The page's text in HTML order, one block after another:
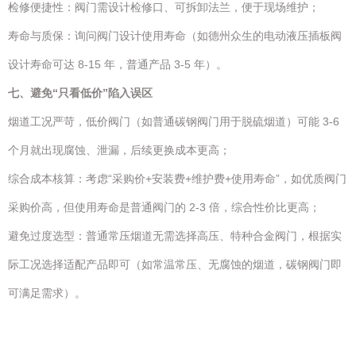
检修便捷性：阀门需设计检修口、可拆卸法兰，便于现场维护；
寿命与质保：询问阀门设计使用寿命（如德州众生的电动液压插板阀
设计寿命可达 8-15 年，普通产品 3-5 年）。
七、避免“只看低价”陷入误区
烟道工况严苛，低价阀门（如普通碳钢阀门用于脱硫烟道）可能 3-6
个月就出现腐蚀、泄漏，后续更换成本更高；
综合成本核算：考虑“采购价+安装费+维护费+使用寿命”，如优质阀门
采购价高，但使用寿命是普通阀门的 2-3 倍，综合性价比更高；
避免过度选型：普通常压烟道无需选择高压、特种合金阀门，根据实
际工况选择适配产品即可（如常温常压、无腐蚀的烟道，碳钢阀门即
可满足需求）。